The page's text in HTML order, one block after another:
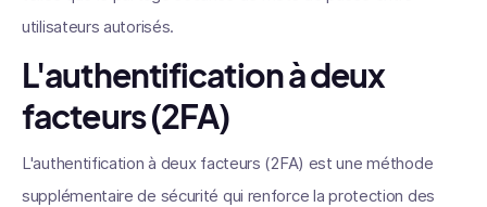
utilisateurs autorisés.
L'authentification à deux
facteurs (2FA)
L'authentification à deux facteurs (2FA) est une méthode
supplémentaire de sécurité qui renforce la protection des